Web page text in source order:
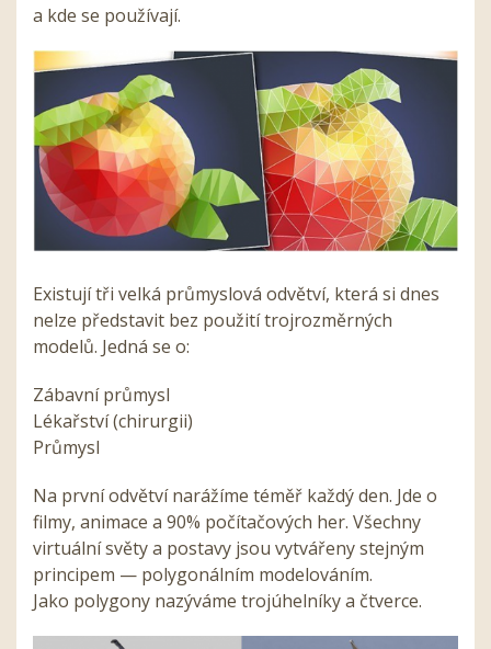
a kde se používají.
Existují tři velká průmyslová odvětví, která si dnes
nelze představit bez použití trojrozměrných
modelů. Jedná se o:
Zábavní průmysl
Lékařství (chirurgii)
Průmysl
Na první odvětví narážíme téměř každý den. Jde o
filmy, animace a 90% počítačových her. Všechny
virtuální světy a postavy jsou vytvářeny stejným
principem — polygonálním modelováním.
Jako polygony nazýváme trojúhelníky a čtverce.